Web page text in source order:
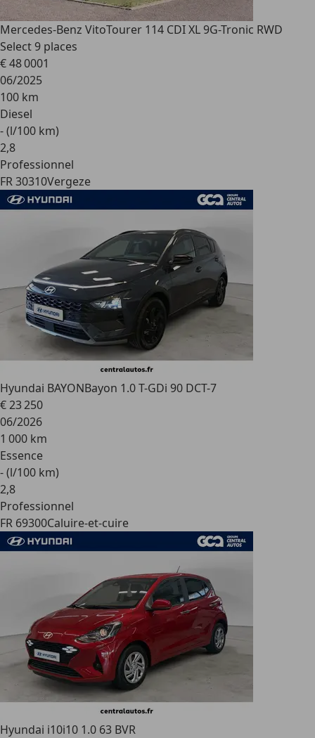
Mercedes-Benz VitoTourer 114 CDI XL 9G-Tronic RWD
Select 9 places
€ 48 0001
06/2025
100 km
Diesel
- (l/100 km)
2,8
Professionnel
FR 30310Vergeze
Hyundai BAYONBayon 1.0 T-GDi 90 DCT-7
€ 23 250
06/2026
1 000 km
Essence
- (l/100 km)
2,8
Professionnel
FR 69300Caluire-et-cuire
Hyundai i10i10 1.0 63 BVR